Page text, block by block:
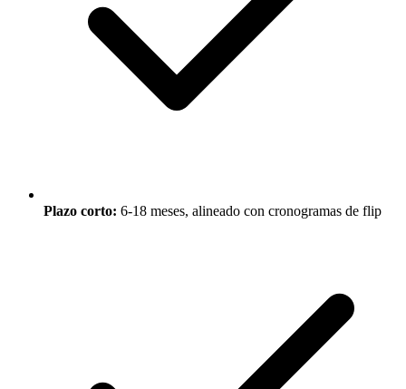
Plazo corto: 6-18 meses, alineado con cronogramas de flip